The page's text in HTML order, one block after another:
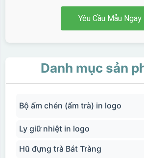
Yêu Cầu Mẫu Ngay
Danh mục sản
Bộ ấm chén (ấm trà) in logo
Ly giữ nhiệt in logo
Hũ đựng trà Bát Tràng